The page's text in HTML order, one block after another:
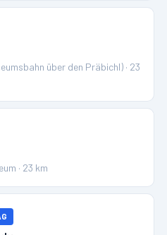
über den Präbichl) · 23
· 23 km